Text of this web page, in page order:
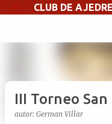
Ir al
CLUB DE
III Torneo
autor: German Villar